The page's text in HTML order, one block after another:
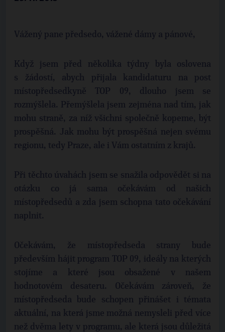
Vážený pane předsedo, vážené dámy a pánové,
Když jsem před několika týdny byla oslovena
s žádostí, abych přijala kandidaturu na post
místopředsedkyně TOP 09, dlouho jsem se
rozmýšlela. Přemýšlela jsem zejména nad tím, jak
mohu straně, za níž všichni společně kopeme, být
prospěšná. Jak mohu být prospěšná nejen svému
regionu, tedy Praze, ale i Vám ostatním z krajů.
Při těchto úvahách jsem se snažila odpovědět si na
otázku co já sama očekávám od našich
místopředsedů a zda jsem schopna tato očekávání
naplnit.
Očekávám, že místopředseda strany bude
především hájit program TOP 09, ideály na kterých
stojíme a které jsou obsažené v našem
hodnotovém desateru. Očekávám zároveň, že
místopředseda bude schopen přinášet i témata
aktuální, na která jsme možná nemysleli před více
než dvěma lety v programu, ale která jsou důležitá